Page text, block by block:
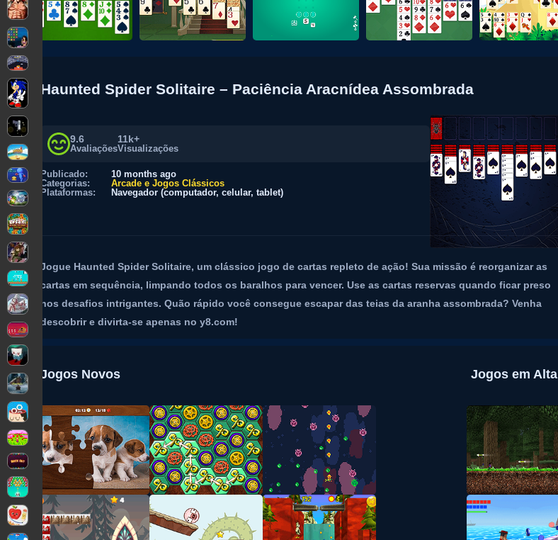
Haunted Spider Solitaire – Paciência Aracnídea Assombrada
9.6
Avaliações
11k+
Visualizações
Publicado:
10 months ago
Categorias:
Arcade e Jogos Clássicos
Plataformas:
Navegador (computador, celular, tablet)
Jogue Haunted Spider Solitaire, um clássico jogo de cartas repleto de ação! Sua missão é reorganizar as
cartas em sequência, limpando todos os baralhos para vencer. Use as cartas reservas quando ficar preso
nos desafios intrigantes. Quão rápido você consegue escapar das teias da aranha assombrada? Venha
descobrir e divirta-se apenas no y8.com!
Jogos Novos Jogos em Alta